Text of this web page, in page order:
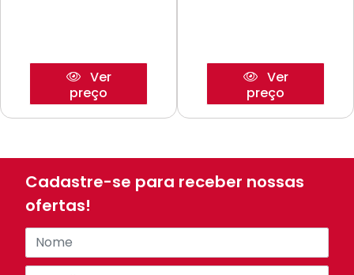
Ver
preço
Ver
preço
Cadastre-se para receber nossas
ofertas!